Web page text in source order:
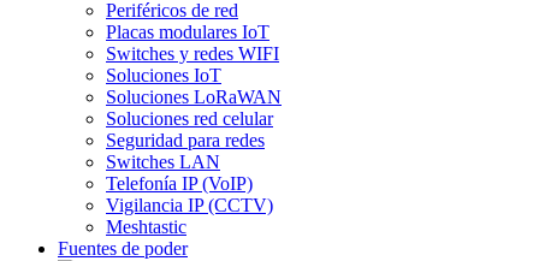
Periféricos de red
Placas modulares IoT
Switches y redes WIFI
Soluciones IoT
Soluciones LoRaWAN
Soluciones red celular
Seguridad para redes
Switches LAN
Telefonía IP (VoIP)
Vigilancia IP (CCTV)
Meshtastic
Fuentes de poder